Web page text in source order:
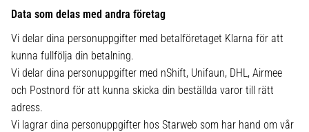
Data som delas med andra företag
Vi delar dina personuppgifter med betalföretaget Klarna för att
kunna fullfölja din betalning.
Vi delar dina personuppgifter med nShift, Unifaun, DHL, Airmee
och Postnord för att kunna skicka din beställda varor till rätt
adress.
Vi lagrar dina personuppgifter hos Starweb som har hand om vår